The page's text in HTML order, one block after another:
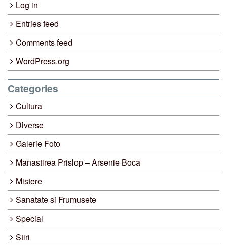
Log in
Entries feed
Comments feed
WordPress.org
Categories
Cultura
Diverse
Galerie Foto
Manastirea Prislop – Arsenie Boca
Mistere
Sanatate si Frumusete
Special
Stiri